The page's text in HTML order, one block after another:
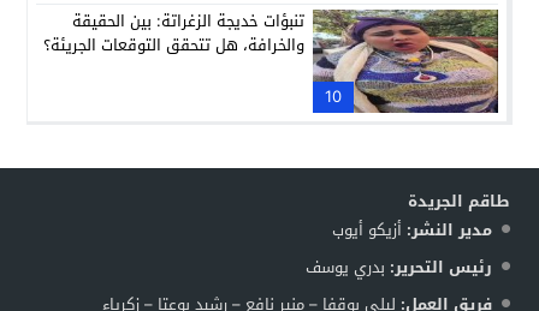
10
تنبؤات خديجة الزغراتة: بين الحقيقة
والخرافة، هل تتحقق التوقعات الجريئة؟
طاقم الجريدة
مدير النشر: أزيكو أيوب
رئيس التحرير: بدري يوسف
فريق العمل: ليلى بوقفا – منير نافع – رشيد بوعتا – زكرياء